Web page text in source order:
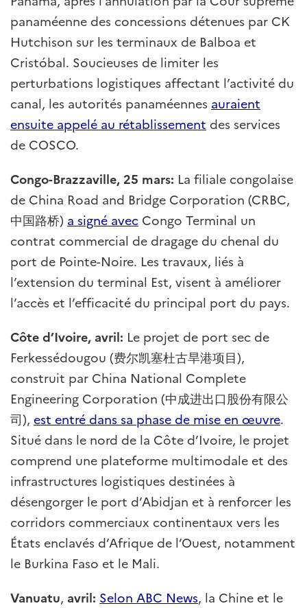
panaméenne des concessions détenues par CK
Hutchison sur les terminaux de Balboa et
Cristóbal. Soucieuses de limiter les
perturbations logistiques affectant l’activité du
canal, les autorités panaméennes auraient
ensuite appelé au rétablissement des services
de COSCO.
Congo-Brazzaville, 25 mars: La filiale congolaise
de China Road and Bridge Corporation (CRBC,
中国路桥) a signé avec Congo Terminal un
contrat commercial de dragage du chenal du
port de Pointe-Noire. Les travaux, liés à
l’extension du terminal Est, visent à améliorer
l’accès et l’efficacité du principal port du pays.
Côte d’Ivoire, avril: Le projet de port sec de
Ferkessédougou (费尔凯塞杜古旱港项目),
construit par China National Complete
Engineering Corporation (中成进出口股份有限公
司), est entré dans sa phase de mise en œuvre.
Situé dans le nord de la Côte d’Ivoire, le projet
comprend une plateforme multimodale et des
infrastructures logistiques destinées à
désengorger le port d’Abidjan et à renforcer les
corridors commerciaux continentaux vers les
États enclavés d’Afrique de l’Ouest, notamment
le Burkina Faso et le Mali.
Vanuatu, avril: Selon ABC News, la Chine et le